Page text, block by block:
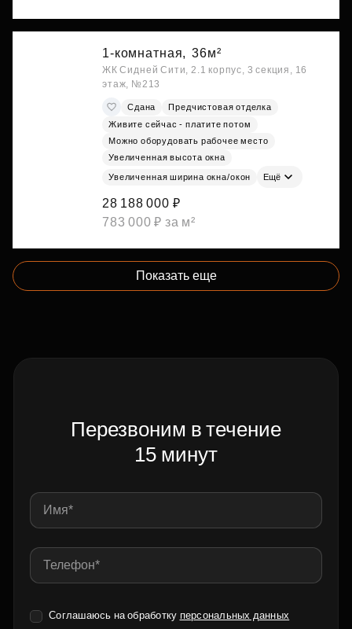
1-комнатная, 36м²
ЖК Сидней Сити, 2.1 корпус, 3 секция, 16
этаж, №213
Сдана
Предчистовая отделка
Живите сейчас - платите потом
Можно оборудовать рабочее место
Увеличенная высота окна
Увеличенная ширина окна/окон Ещё
28 188 000 ₽
783 000 ₽ за м²
Показать еще
Перезвоним в течение
15 минут
Соглашаюсь на обработку персональных данных